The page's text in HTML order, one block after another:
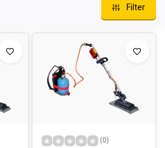
Filter
(0)